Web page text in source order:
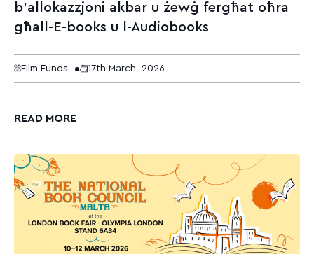
b’allokazzjoni akbar u żewġ fergħat oħra
għall-E-books u l-Audiobooks
Film Funds 17th March, 2026
READ MORE